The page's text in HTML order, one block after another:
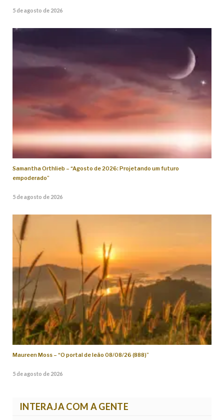
5 de agosto de 2026
Samantha Orthlieb – “Agosto de 2026: Projetando um futuro
empoderado”
5 de agosto de 2026
Maureen Moss – “O portal de leão 08/08/26 (888)”
5 de agosto de 2026
INTERAJA COM A GENTE